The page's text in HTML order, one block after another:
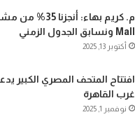
Mall ونسابق الجدول الزمني
أكتوبر 13, 2025
افتتاح المتحف المصري الكبير
غرب القاهرة
نوفمبر 1, 2025